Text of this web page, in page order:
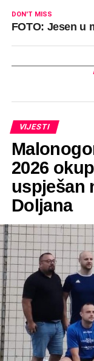
DON'T MISS
FOTO: Jesen u
VIJESTI
2026
uspješan
Doljana